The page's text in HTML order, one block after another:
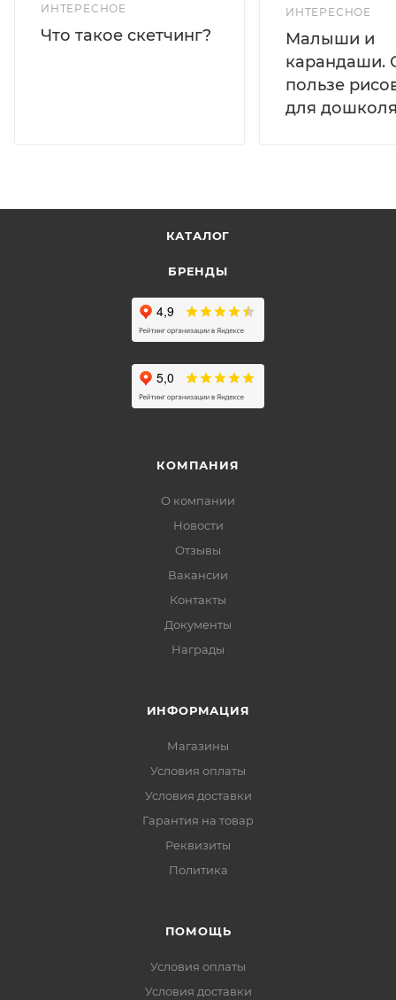
ИНТЕРЕСНОЕ
Что такое скетчинг?
ИНТЕРЕСНОЕ
Малыши и
карандаши.
пользе
для
КАТАЛОГ
БРЕНДЫ
КОМПАНИЯ
О компании
Новости
Отзывы
Вакансии
Контакты
Документы
Награды
ИНФОРМАЦИЯ
Магазины
Условия оплаты
Условия доставки
Гарантия на товар
Реквизиты
Политика
ПОМОЩЬ
Условия оплаты
Условия доставки